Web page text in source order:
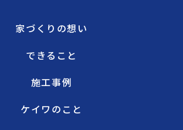
家づくりの想い
できること
施工事例
ケイワのこと